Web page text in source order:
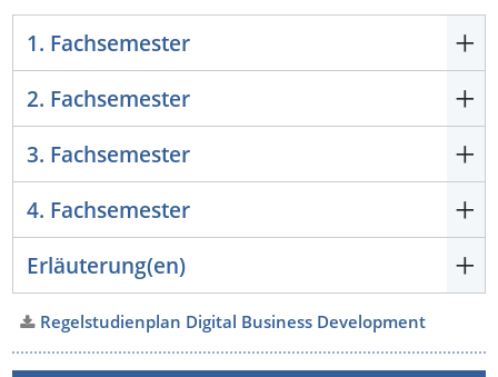
1. Fachsemester
2. Fachsemester
3. Fachsemester
4. Fachsemester
Erläuterung(en)
Regelstudienplan Digital Business Development